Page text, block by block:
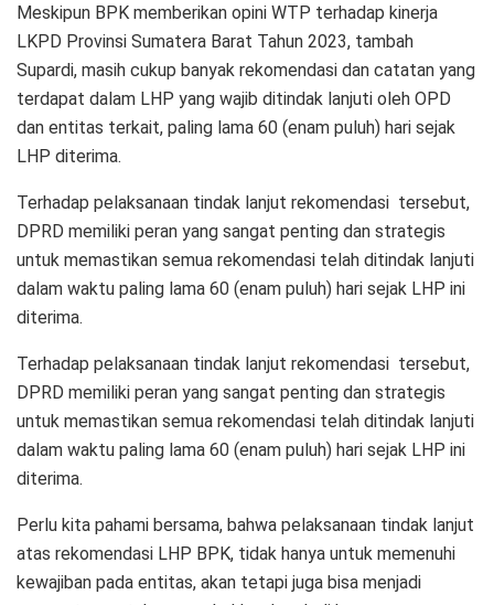
Meskipun BPK memberikan opini WTP terhadap kinerja
LKPD Provinsi Sumatera Barat Tahun 2023, tambah
Supardi, masih cukup banyak rekomendasi dan catatan yang
terdapat dalam LHP yang wajib ditindak lanjuti oleh OPD
dan entitas terkait, paling lama 60 (enam puluh) hari sejak
LHP diterima.
Terhadap pelaksanaan tindak lanjut rekomendasi tersebut,
DPRD memiliki peran yang sangat penting dan strategis
untuk memastikan semua rekomendasi telah ditindak lanjuti
dalam waktu paling lama 60 (enam puluh) hari sejak LHP ini
diterima.
Terhadap pelaksanaan tindak lanjut rekomendasi tersebut,
DPRD memiliki peran yang sangat penting dan strategis
untuk memastikan semua rekomendasi telah ditindak lanjuti
dalam waktu paling lama 60 (enam puluh) hari sejak LHP ini
diterima.
Perlu kita pahami bersama, bahwa pelaksanaan tindak lanjut
atas rekomendasi LHP BPK, tidak hanya untuk memenuhi
kewajiban pada entitas, akan tetapi juga bisa menjadi